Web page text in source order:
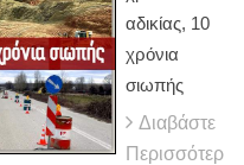
αδικίας, 10
χρόνια
σιωπής
Διαβάστε
Περισσότερ